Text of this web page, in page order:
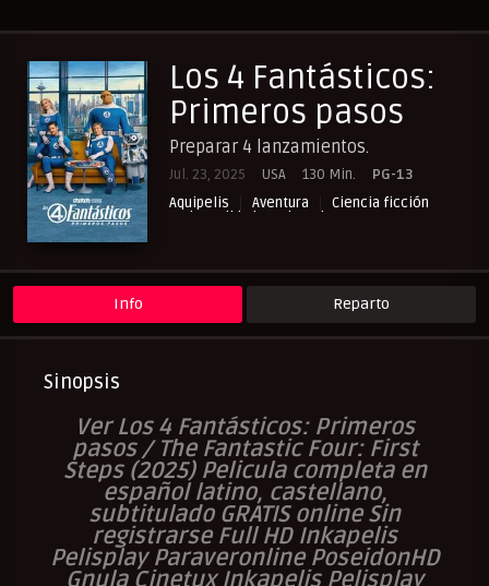
Los 4 Fantásticos:
Primeros pasos
Preparar 4 lanzamientos.
Jul. 23, 2025 USA 130 Min.
PG-13
Aquipelis
Aventura
Ciencia ficción
Cinecalidad
Cinemitas.net
Peliculas Subtituladas
Peliculasflix
Pelisflix
Pelishouse
Pelismart
RepelisHD.TV
UltraPelisHD
Verpeliculasultra
Info Reparto
Sinopsis
Ver Los 4 Fantásticos: Primeros
pasos / The Fantastic Four: First
Steps (2025) Pelicula completa en
español latino, castellano,
subtitulado GRATIS online Sin
registrarse Full HD Inkapelis
Pelisplay Paraveronline PoseidonHD
Gnula Cinetux Inkapelis Pelisplay